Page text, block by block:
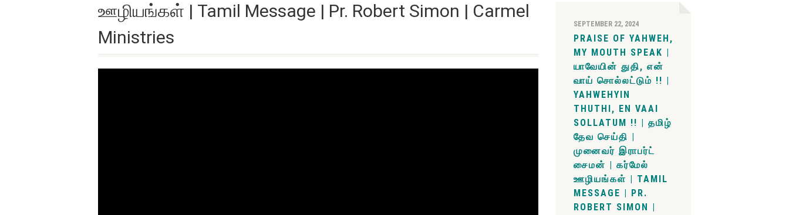
ஊழியங்கள் | Tamil Message | Pr. Robert Simon | Carmel
Ministries
SEPTEMBER 22, 2024
PRAISE OF YAHWEH,
MY MOUTH SPEAK |
யாவேயின் துதி, என்
வாய் சொல்லட்டும் !! |
YAHWEHYIN
THUTHI, EN VAAI
SOLLATUM !! | தமிழ்
தேவ செய்தி |
முனைவர் இராபர்ட்
சைமன் | கர்மேல்
ஊழியங்கள் | TAMIL
MESSAGE | PR.
ROBERT SIMON |